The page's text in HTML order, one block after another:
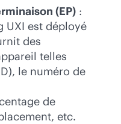
(EP) :
UXI est déployé
des
telles
le numéro de
de
etc.